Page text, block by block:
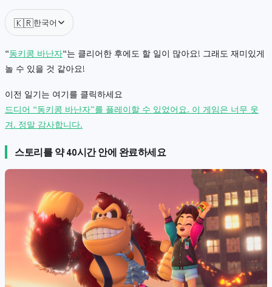
🇰🇷한국어
“동키콩 바난자“는 클리어한 후에도 할 일이 많아요! 그래도 재미있게
놀 수 있을 것 같아요!
이전 일기는 여기를 클릭하세요
드디어 “동키콩 바난자”를 플레이할 수 있었어요. 이 게임은 너무 웃
겨. 정말 감사합니다.
스토리를 약 40시간 안에 완료하세요